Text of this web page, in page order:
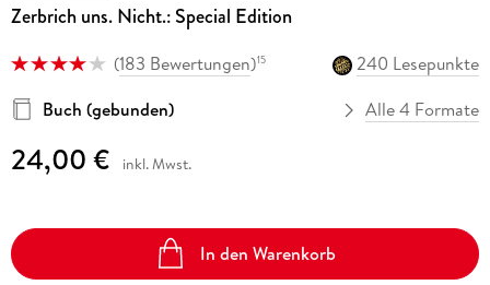
Zerbrich uns. Nicht.: Special Edition
(183 Bewertungen)15
240 Lesepunkte
Buch (gebunden)
Alle 4 Formate
24,00 € inkl. Mwst.
In den Warenkorb